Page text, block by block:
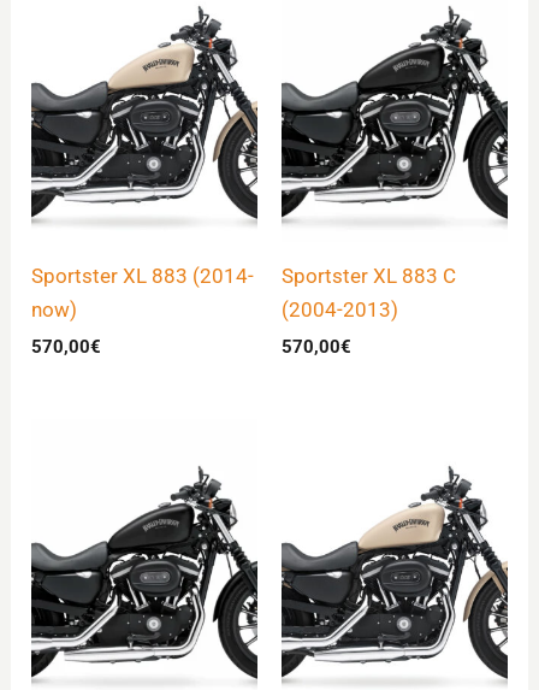
Sportster XL 883 (2014-
now)
570,00€
Sportster XL 883 C
(2004-2013)
570,00€